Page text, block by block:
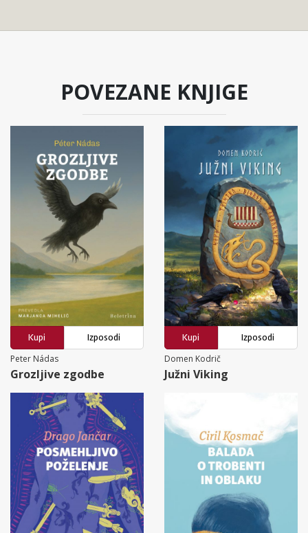
POVEZANE KNJIGE
Kupi
Izposodi
Peter Nádas
Grozljive zgodbe
Kupi
Izposodi
Domen Kodrič
Južni Viking